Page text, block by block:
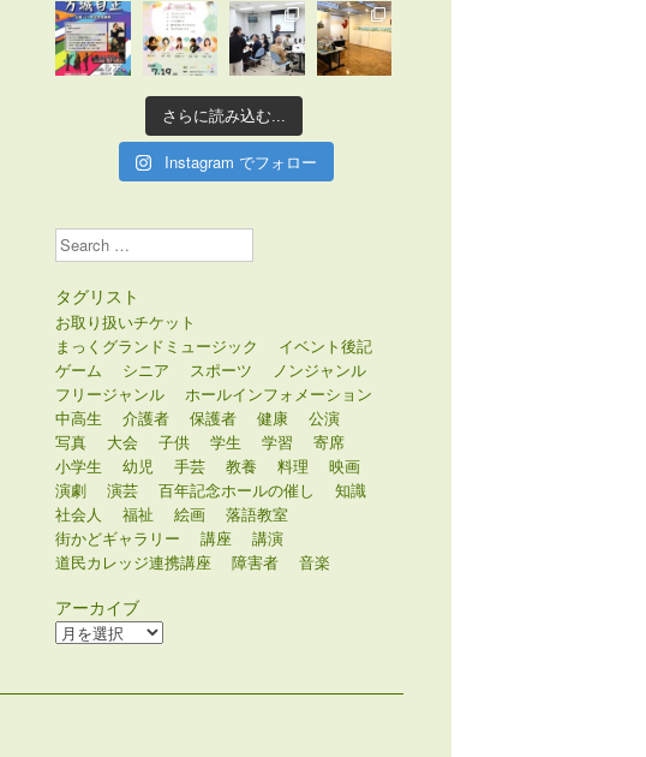
さらに読み込む...
Instagram でフォロー
Search
タグリスト
お取り扱いチケット
まっくグランドミュージック
イベント後記
ゲーム
シニア スポーツ
ノンジャンル
フリージャンル
ホールインフォメーション
中高生
介護者 保護者 健康
公演
写真
大会 子供 学生 学習
寄席
小学生
幼児 手芸 教養 料理
映画
演劇
演芸 百年記念ホールの催し
知識
社会人
福祉 絵画
落語教室
街かどギャラリー
講座
講演
道民カレッジ連携講座
障害者 音楽
アーカイブ
ア